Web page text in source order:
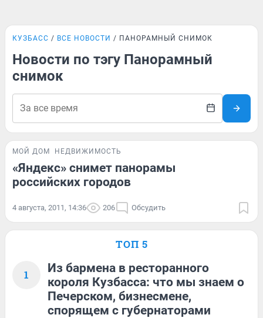
КУЗБАСС ВСЕ НОВОСТИ ПАНОРАМНЫЙ СНИМОК
Новости по тэгу Панорамный
снимок
МОЙ ДОМ НЕДВИЖИМОСТЬ
«Яндекс» снимет панорамы
российских городов
4 августа, 2011, 14:36 206 Обсудить
ТОП 5
1
Из бармена в ресторанного
короля Кузбасса: что мы знаем о
Печерском, бизнесмене,
спорящем с губернаторами